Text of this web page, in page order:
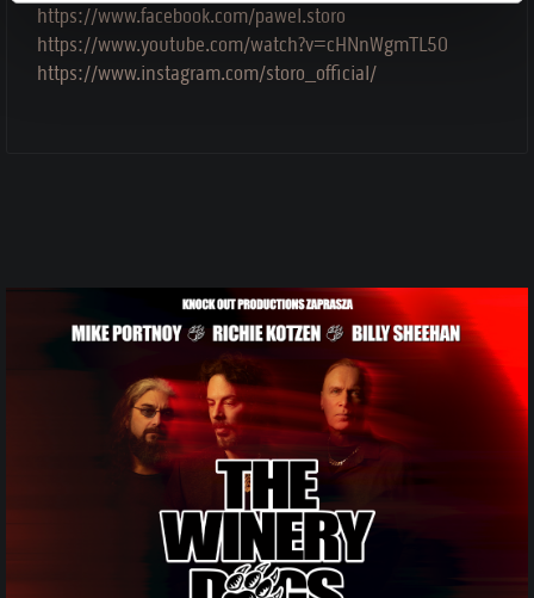
https://www.facebook.com/pawel.storo
https://www.youtube.com/watch?v=cHNnWgmTL50
https://www.instagram.com/storo_official/